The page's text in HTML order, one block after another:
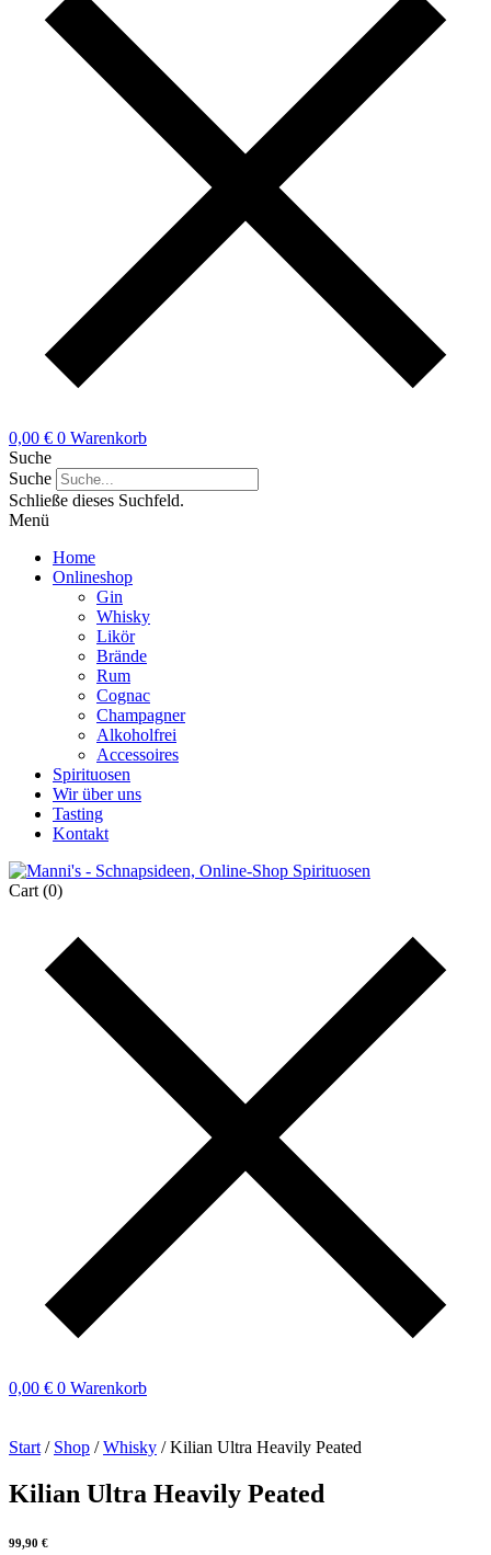
0,00 € 0 Warenkorb
Suche
Suche
Schließe dieses Suchfeld.
Menü
Home
Onlineshop
Gin
Whisky
Likör
Brände
Rum
Cognac
Champagner
Alkoholfrei
Accessoires
Spirituosen
Wir über uns
Tasting
Kontakt
Cart (0)
0,00 € 0 Warenkorb
Start / Shop /Whisky / Kilian Ultra Heavily Peated
Kilian Ultra Heavily Peated
99,90 €